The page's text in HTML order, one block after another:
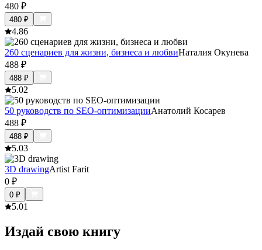
480 ₽
480 ₽
4.86
260 сценариев для жизни, бизнеса и любвиНаталия Окунева
488 ₽
488 ₽
5.02
50 руководств по SEO-оптимизацииАнатолий Косарев
488 ₽
488 ₽
5.03
3D drawingArtist Farit
0 ₽
0 ₽
5.01
Издай свою книгу